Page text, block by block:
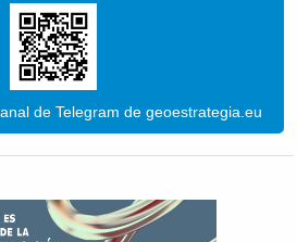
de Telegram de geoestrategia.eu